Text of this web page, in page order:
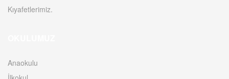
Kıyafetlerimiz.
Anaokulu